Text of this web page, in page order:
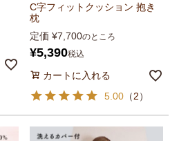
C字フィットクッション 抱き
枕
定価 ¥7,700のところ
¥5,390税込
カートに入れる
5.00 （2）